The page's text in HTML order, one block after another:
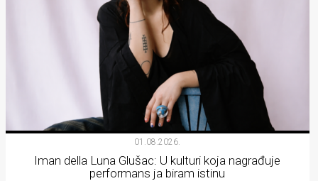
01.08.2026.
Iman della Luna Glušac: U kulturi koja nagrađuje
performans ja biram istinu